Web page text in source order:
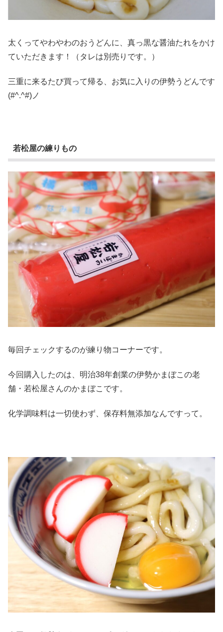
太くってやわやわのおうどんに、真っ黒な醤油たれをかけ
ていただきます！（タレは別売りです。）
三重に来るたび買って帰る、お気に入りの伊勢うどんです
(#^.^#)ノ
若松屋の練りもの
毎回チェックするのが練り物コーナーです。
今回購入したのは、明治38年創業の伊勢かまぼこの老
舗・若松屋さんのかまぼこです。
化学調味料は一切使わず、保存料無添加なんですって。